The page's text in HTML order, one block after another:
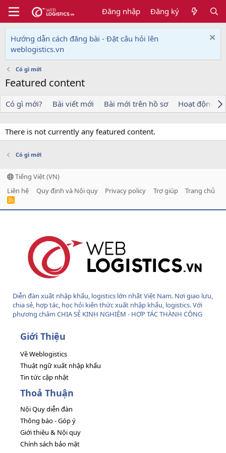
Đăng nhập Đăng ký
Hướng dẫn cách đăng bài - Đặt câu hỏi lên
weblogistics.vn
Có gì mới
Featured content
Có gì mới? Bài viết mới Bài mới trên hồ sơ Hoạt động
There is not currently any featured content.
Có gì mới
Tiếng Việt (VN)
Liên hệ
Quy định và Nội quy Privacy policy Trợ giúp Trang chủ
R
Diễn đàn xuất nhập khẩu, logistics lớn nhất Việt Nam. Nơi giao lưu,
chia sẻ, hợp tác, học hỏi kiến thức xuất nhập khẩu, logistics. Với
phương châm CHIA SẺ KINH NGHIỆM - HỢP TÁC THÀNH CÔNG
Giới Thiệu
Về Weblogistics
Thuật ngữ xuất nhập khẩu
Tin tức cập nhật
Thoả Thuận
Nội Quy diễn đàn
Thông báo - Góp ý
Giới thiệu & Nội quy
Chính sách bảo mật